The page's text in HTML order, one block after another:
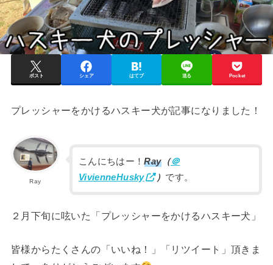
ポスト シェア はてブ 送る Pocket
プレッシャーをかけるハスキー犬が記事になりました！
Ray
こんにちはー！Ray（＠
VivienneHusky
） です。
２月下旬に呟いた「プレッシャーをかけるハスキー犬」
皆様からたくさんの「いいね！」「リツイート」頂きま